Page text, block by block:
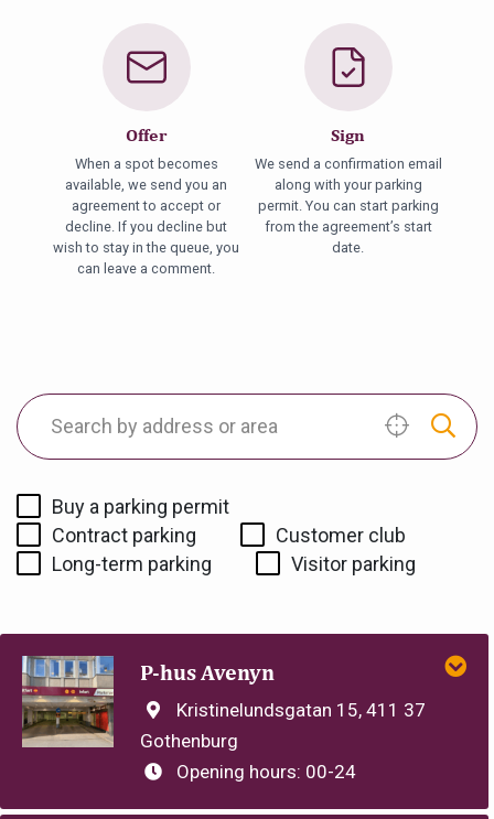
Offer
When a spot becomes
available, we send you an
agreement to accept or
decline. If you decline but
wish to stay in the queue, you
can leave a comment.
Sign
We send a confirmation email
along with your parking
permit. You can start parking
from the agreement’s start
date.
Buy a parking permit
Contract parking
Customer club
Long-term parking
Visitor parking
P-hus Avenyn
Kristinelundsgatan 15, 411 37
Gothenburg
Opening hours: 00-24